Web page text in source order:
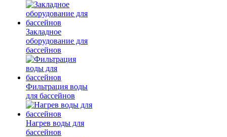
Закладное
оборудование для
бассейнов
Фильтрация воды
для бассейнов
Нагрев воды для
бассейнов